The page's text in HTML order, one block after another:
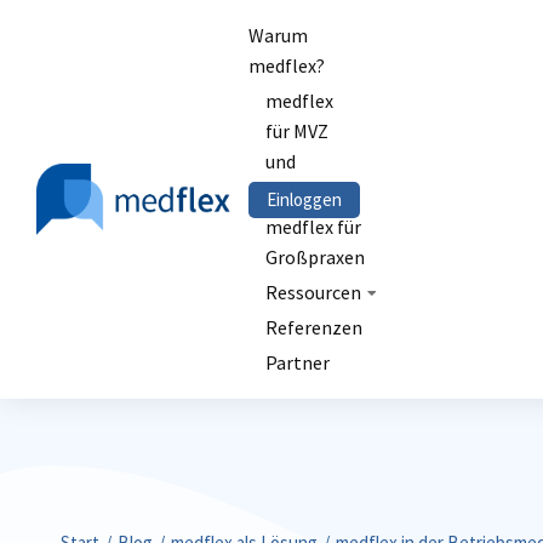
Warum
medflex?
medflex
für MVZ
und
Kliniken
medflex für
Großpraxen
Ressourcen
Referenzen
Partner
Einloggen